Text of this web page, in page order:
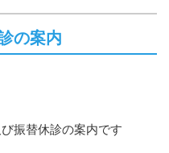
の案内
振替休診の案内です